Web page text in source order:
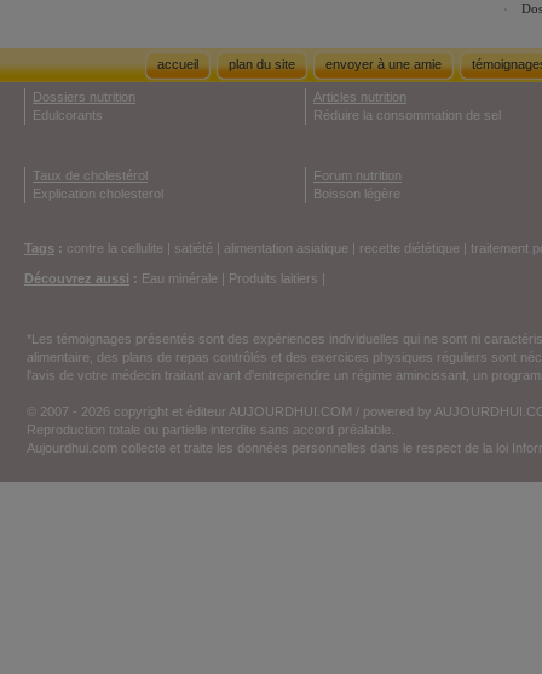
accueil plan du site envoyer à une amie
Dossiers nutrition
Edulcorants
Articles nutrition
Réduire la consommation de sel
Taux de cholestérol
Explication cholesterol
Forum nutrition
Boisson légère
Tags : contre la cellulite | satiété | alimentation asiatique | recette diététique | traitement
Découvrez aussi : Eau minérale | Produits laitiers |
*Les témoignages présentés sont des expériences individuelles qui ne sont ni
alimentaire, des plans de repas contrôlés et des exercices physiques réguliers sont
l'avis de votre médecin traitant avant d'entreprendre un régime amincissant, un
© 2007 - 2026 copyright et éditeur AUJOURDHUI.COM / powered by
Reproduction totale ou partielle interdite sans accord préalable.
Aujourdhui.com collecte et traite les données personnelles dans le respect de la loi